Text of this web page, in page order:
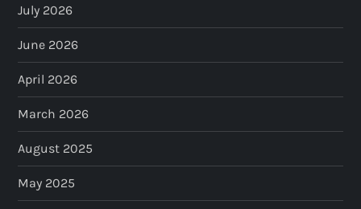
July 2026
June 2026
April 2026
March 2026
August 2025
May 2025